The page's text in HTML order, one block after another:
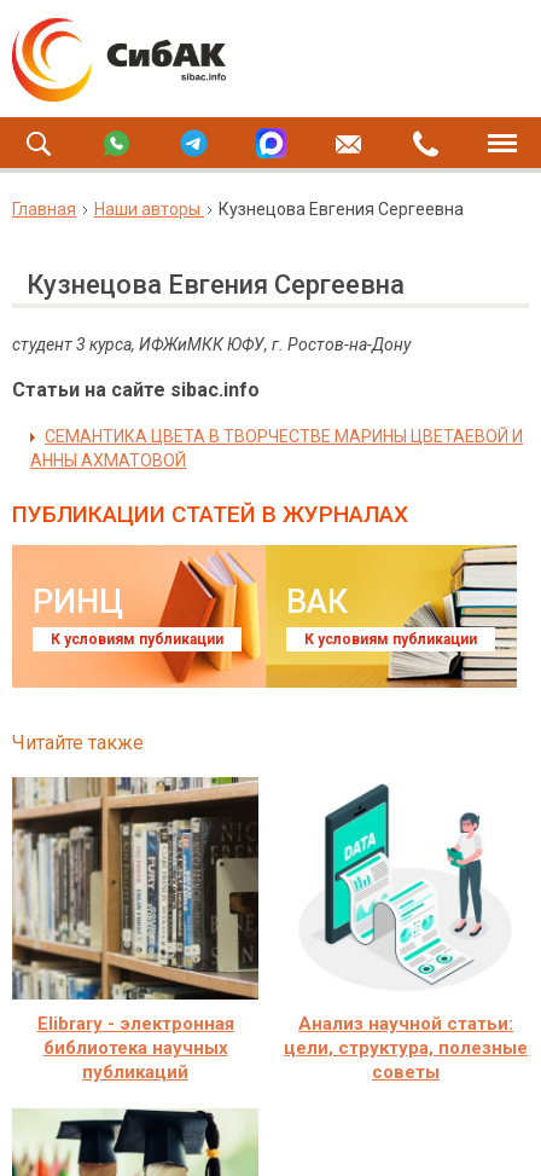
Главная Наши авторы Кузнецова Евгения Сергеевна
Кузнецова Евгения Сергеевна
студент 3 курса, ИФЖиМКК ЮФУ, г. Ростов-на-Дону
Статьи на сайте sibac.info
СЕМАНТИКА ЦВЕТА В ТВОРЧЕСТВЕ МАРИНЫ ЦВЕТАЕВОЙ И
АННЫ АХМАТОВОЙ
ПУБЛИКАЦИИ СТАТЕЙ В ЖУРНАЛАХ
РИНЦ
К условиям публикации
ВАК
К условиям публикации
Читайте также
Elibrary - электронная
библиотека научных
публикаций
Анализ научной статьи:
цели, структура, полезные
советы